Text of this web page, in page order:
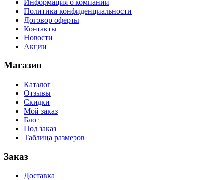
Информация о компании
Политика конфиденциальности
Договор оферты
Контакты
Новости
Акции
Магазин
Каталог
Отзывы
Скидки
Мой заказ
Блог
Под заказ
Таблица размеров
Заказ
Доставка